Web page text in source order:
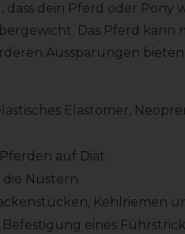
dein Pferd oder Pony
Das Pferd kann
Aussparungen
Elastomer,
auf Diät
die Nüstern
Kehlriemen
eines